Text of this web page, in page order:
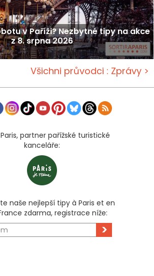
v Paříži? Nezbytné tipy na akce
z 8. srpna 2026
Všichni průvodci : Zprávy >
partner pařížské turistické
kanceláře:
naše nejlepší tipy à Paris et en
zdarma, registrace níže:
>